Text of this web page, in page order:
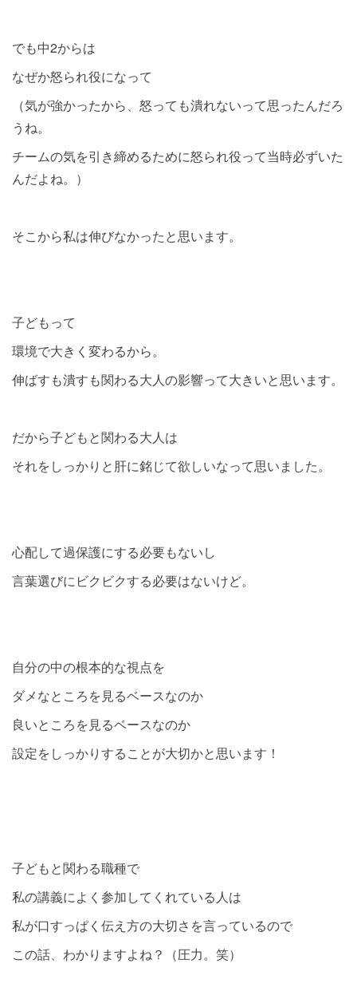
でも中2からは
なぜか怒られ役になって
（気が強かったから、怒っても潰れないって思ったんだろ
うね。
チームの気を引き締めるために怒られ役って当時必ずいた
んだよね。）
そこから私は伸びなかったと思います。
子どもって
環境で大きく変わるから。
伸ばすも潰すも関わる大人の影響って大きいと思います。
だから子どもと関わる大人は
それをしっかりと肝に銘じて欲しいなって思いました。
心配して過保護にする必要もないし
言葉選びにビクビクする必要はないけど。
自分の中の根本的な視点を
ダメなところを見るベースなのか
良いところを見るベースなのか
設定をしっかりすることが大切かと思います！
子どもと関わる職種で
私の講義によく参加してくれている人は
私が口すっぱく伝え方の大切さを言っているので
この話、わかりますよね？（圧力。笑）